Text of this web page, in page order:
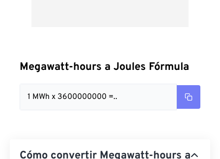
Megawatt-hours a Joules Fórmula
1 MWh x 3600000000 =..
Cómo convertir Megawatt-hours a